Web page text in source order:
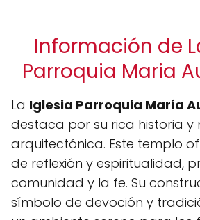
Información de
Parroquia Maria
La Iglesia Parroquia María
destaca por su rica historia y
arquitectónica. Este templo
de reflexión y espiritualidad,
comunidad y la fe. Su
símbolo de devoción y